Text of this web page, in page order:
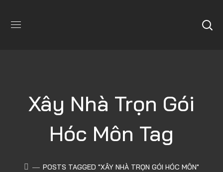
Xây Nhà Trọn Gói
Hóc Môn Tag
POSTS TAGGED "XÂY NHÀ TRỌN GÓI HÓC MÔN"